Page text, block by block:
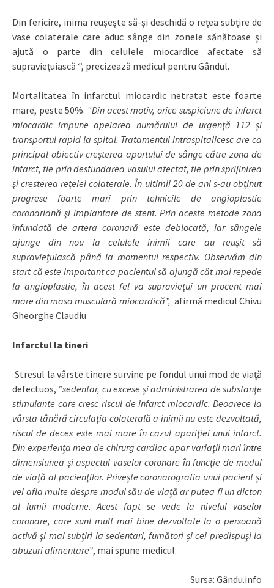
Din fericire, inima reuşeşte să-şi deschidă o reţea subţire de
vase colaterale care aduc sânge din zonele sănătoase şi
ajută o parte din celulele miocardice afectate să
supravieţuiască ‘’, precizează medicul pentru Gândul.
Mortalitatea în infarctul miocardic netratat este foarte
mare, peste 50%. “Din acest motiv, orice suspiciune de infarct
miocardic impune apelarea numărului de urgenţă 112 şi
transportul rapid la spital. Tratamentul intraspitalicesc are ca
principal obiectiv creşterea aportului de sânge către zona de
infarct, fie prin desfundarea vasului afectat, fie prin sprijinirea
şi cresterea reţelei colaterale. În ultimii 20 de ani s-au obţinut
progrese foarte mari prin tehnicile de angioplastie
coronariană şi implantare de stent. Prin aceste metode zona
înfundată de artera coronară este deblocată, iar sângele
ajunge din nou la celulele inimii care au reuşit să
supravieţuiască până la momentul respectiv. Observăm din
start că este important ca pacientul să ajungă cât mai repede
la angioplastie, în acest fel va supravieţui un procent mai
mare din masa musculară miocardică”, afirmă medicul Chivu
Gheorghe Claudiu
Infarctul la tineri
Stresul la vârste tinere survine pe fondul unui mod de viaţă
defectuos, “sedentar, cu excese şi administrarea de substanţe
stimulante care cresc riscul de infarct miocardic. Deoarece la
vârsta tânără circulaţia colaterală a inimii nu este dezvoltată,
riscul de deces este mai mare în cazul apariţiei unui infarct.
Din experienţa mea de chirurg cardiac apar variaţii mari între
dimensiunea şi aspectul vaselor coronare în funcţie de modul
de viaţă al pacienţilor. Priveşte coronarografia unui pacient şi
vei afla multe despre modul său de viaţă ar putea fi un dicton
al lumii moderne. Acest fapt se vede la nivelul vaselor
coronare, care sunt mult mai bine dezvoltate la o persoană
activă şi mai subţiri la sedentari, fumători şi cei predispuşi la
abuzuri alimentare”, mai spune medicul.
Sursa: Gându.info